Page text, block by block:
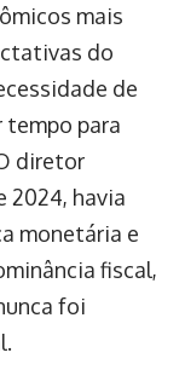
mais
do
de
tempo para
diretor
2024, havia
monetária e
fiscal,
foi